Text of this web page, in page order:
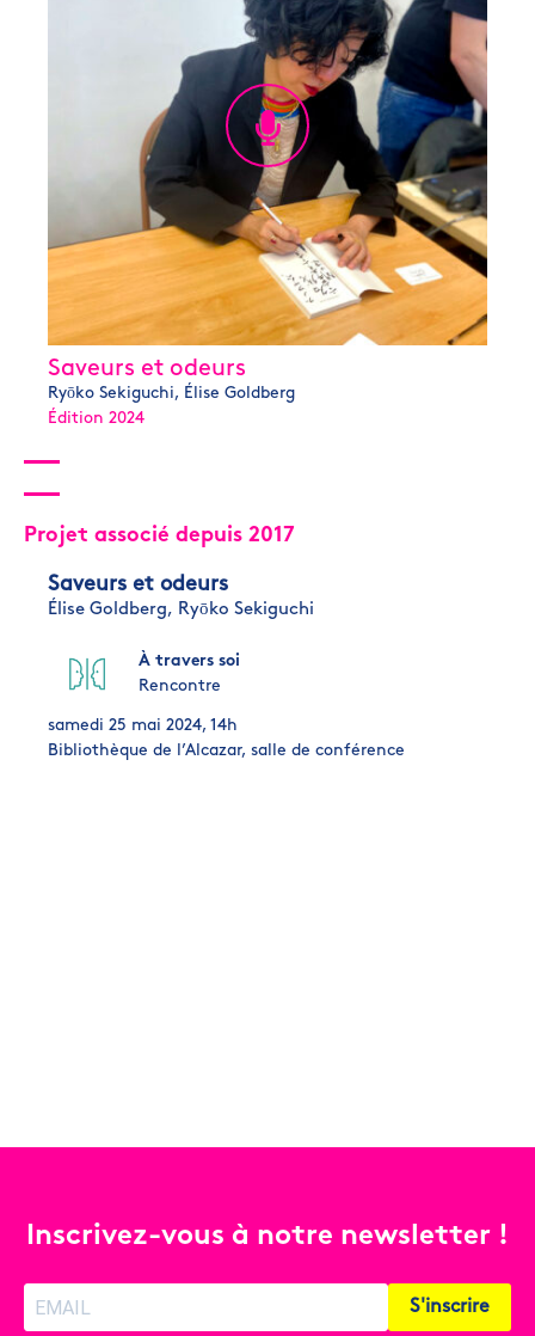
Saveurs et odeurs
Ryōko Sekiguchi, Élise Goldberg
Édition 2024
Projet associé depuis 2017
Saveurs et odeurs
Élise Goldberg, Ryōko Sekiguchi
À travers soi
Rencontre
samedi 25 mai 2024, 14h
Bibliothèque de l’Alcazar, salle de conférence
Inscrivez-vous à notre newsletter !
S'inscrire